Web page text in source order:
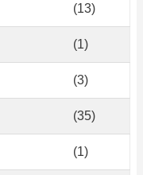
(13)
(1)
(3)
(35)
(1)